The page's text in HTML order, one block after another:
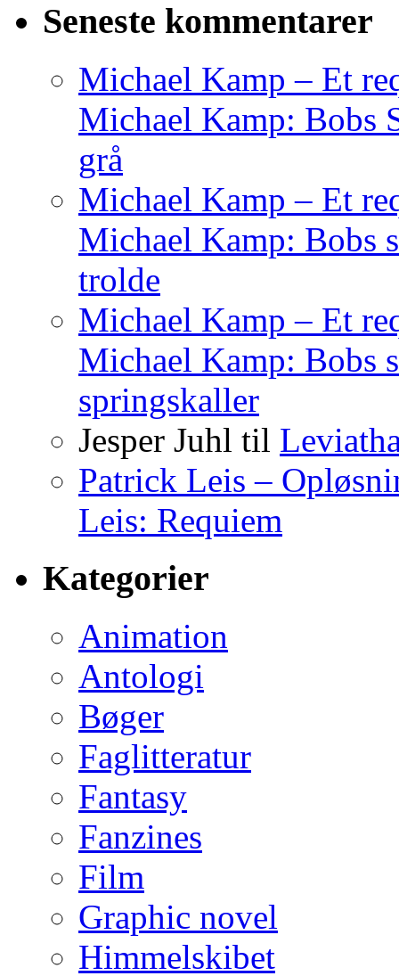
Seneste kommentarer
Michael Kamp – Et
Michael Kamp: Bobs
grå
Michael Kamp – Et
Michael Kamp: Bobs
trolde
Michael Kamp – Et
Michael Kamp: Bobs
springskaller
Jesper Juhl til
Patrick Leis –
Leis: Requiem
Kategorier
Animation
Antologi
Bøger
Faglitteratur
Fantasy
Fanzines
Film
Graphic novel
Himmelskibet